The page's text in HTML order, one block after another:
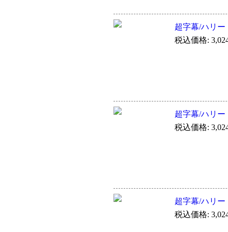
超字幕/ハリ
税込価格:
超字幕/ハリ
税込価格:
超字幕/ハリ
税込価格: